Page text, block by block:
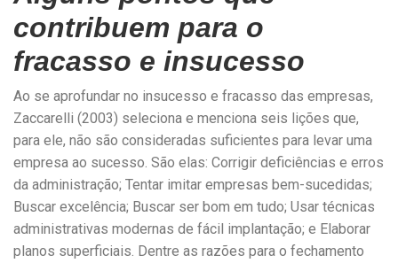
contribuem para o
fracasso e insucesso
Ao se aprofundar no insucesso e fracasso das empresas,
Zaccarelli (2003) seleciona e menciona seis lições que,
para ele, não são consideradas suficientes para levar uma
empresa ao sucesso. São elas: Corrigir deficiências e erros
da administração; Tentar imitar empresas bem-sucedidas;
Buscar excelência; Buscar ser bom em tudo; Usar técnicas
administrativas modernas de fácil implantação; e Elaborar
planos superficiais. Dentre as razões para o fechamento